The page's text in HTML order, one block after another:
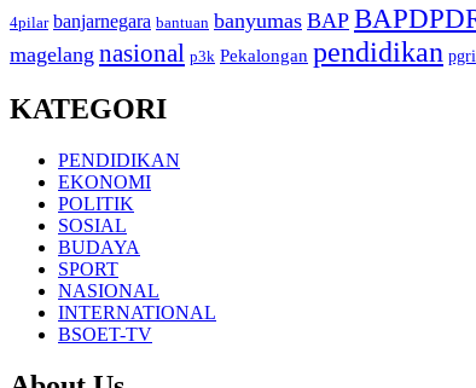
4pilar banjarnegara bantuan banyumas BAP
magelang nasional p3k Pekalongan pendidikan pgri
KATEGORI
PENDIDIKAN
EKONOMI
POLITIK
SOSIAL
BUDAYA
SPORT
NASIONAL
INTERNATIONAL
BSOET-TV